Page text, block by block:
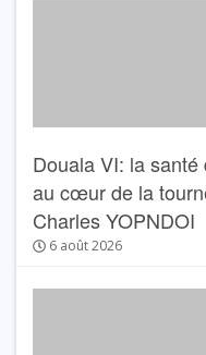
Douala VI: la
au cœur de la
Charles YOPNDOI
6 août 2026